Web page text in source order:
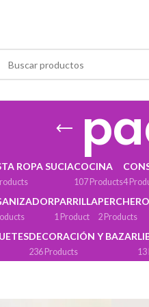
ROPA SUCIACOCINA
107 Products4
PARRILLA
1 Product 2 Products
DECORACIÓN Y BAZAR
236 Products 13